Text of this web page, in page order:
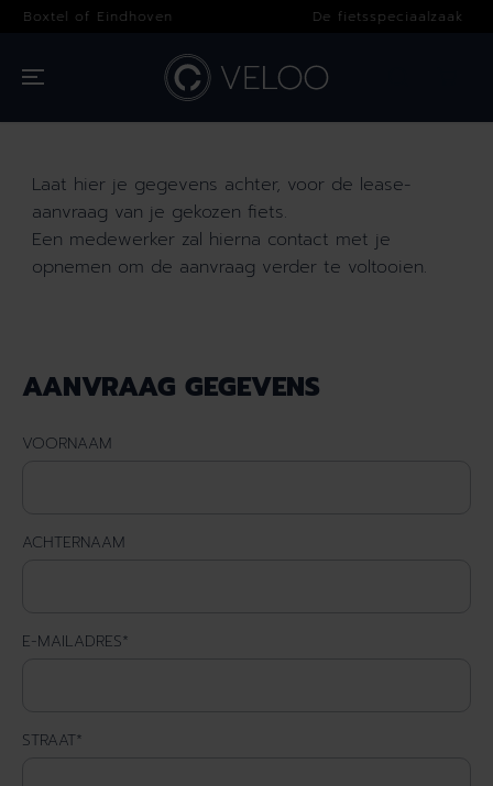
OVERSLAAN De fietsspeciaalzaak voor iedereen!
Laat hier je gegevens achter, voor de lease-
aanvraag van je gekozen fiets.
Een medewerker zal hierna contact met je
opnemen om de aanvraag verder te voltooien.
AANVRAAG GEGEVENS
VOORNAAM
ACHTERNAAM
E-MAILADRES*
STRAAT*